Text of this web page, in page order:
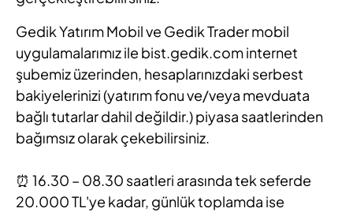
Gedik Yatırım Mobil ve Gedik Trader mobil
uygulamalarımız ile bist.gedik.com internet
şubemiz üzerinden, hesaplarınızdaki serbest
bakiyelerinizi (yatırım fonu ve/veya mevduata
bağlı tutarlar dahil değildir.) piyasa saatlerinden
bağımsız olarak çekebilirsiniz.
⏰ 16.30 – 08.30 saatleri arasında tek seferde
20.000 TL'ye kadar, günlük toplamda ise